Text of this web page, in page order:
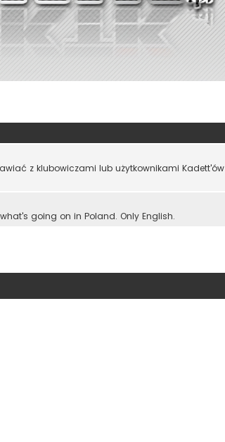
z klubowiczami lub użytkownikami Kadett'ów
going on in Poland. Only English.